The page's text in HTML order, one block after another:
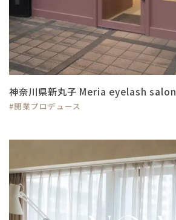
神奈川県新丸子 Meria eyelash salon
#開業プロデュース